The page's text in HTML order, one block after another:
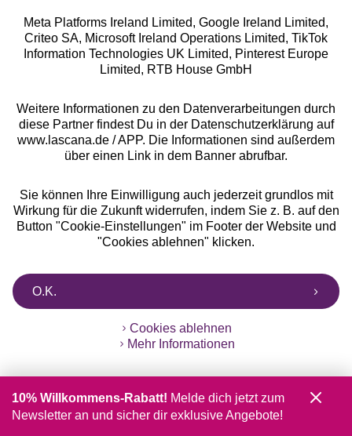
Online-Überweisung
Ratenkauf **
10%
Rabatt
Jetzt zum Newsletter anmelden und 10% Rabatt
Jetzt anmelden
Meta Platforms Ireland Limited, Google Ireland Limited,
Criteo SA, Microsoft Ireland Operations Limited, TikTok
Information Technologies UK Limited, Pinterest Europe
Limited, RTB House GmbH
Weitere Informationen zu den Datenverarbeitungen durch
diese Partner findest Du in der Datenschutzerklärung auf
www.lascana.de / APP. Die Informationen sind außerdem
über einen Link in dem Banner abrufbar.
Sie können Ihre Einwilligung auch jederzeit grundlos mit
Wirkung für die Zukunft widerrufen, indem Sie z. B. auf den
Button "Cookie-Einstellungen" im Footer der Website und
"Cookies ablehnen" klicken.
O.K.
Cookies ablehnen
Mehr Informationen
10% Willkommens-Rabatt! Melde dich jetzt zum
Newsletter an und sicher dir exklusive Angebote!